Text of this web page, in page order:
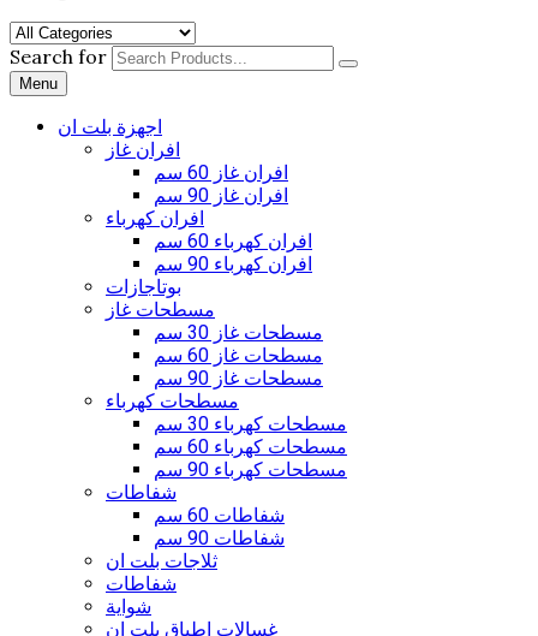
Search for
Menu
اجهزة بلت ان
افران غاز
افران غاز 60 سم
افران غاز 90 سم
افران كهرباء
افران كهرباء 60 سم
افران كهرباء 90 سم
بوتاجازات
مسطحات غاز
مسطحات غاز 30 سم
مسطحات غاز 60 سم
مسطحات غاز 90 سم
مسطحات كهرباء
مسطحات كهرباء 30 سم
مسطحات كهرباء 60 سم
مسطحات كهرباء 90 سم
شفاطات
شفاطات 60 سم
شفاطات 90 سم
ثلاجات بلت ان
شفاطات
شواية
غسالات اطباق بلت ان